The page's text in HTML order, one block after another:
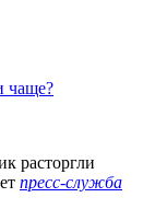
чаще?
расторгли
пресс-служба